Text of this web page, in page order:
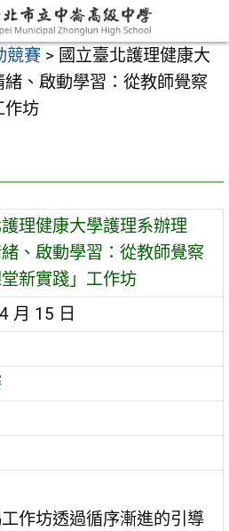
競賽 > 國立臺北護理健康大
、啟動學習：從教師覺察
作坊
理健康大學護理系辦理
緒、啟動學習：從教師覺察
新實踐」工作坊
月 15 日
作坊透過循序漸進的引導